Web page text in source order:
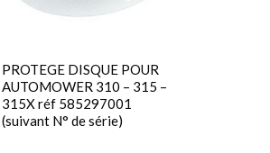
PROTEGE DISQUE POUR
AUTOMOWER 310 – 315 –
315X réf 585297001
(suivant N° de série)